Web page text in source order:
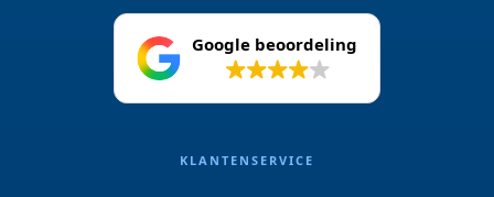
Google beoordeling
KLANTENSERVICE